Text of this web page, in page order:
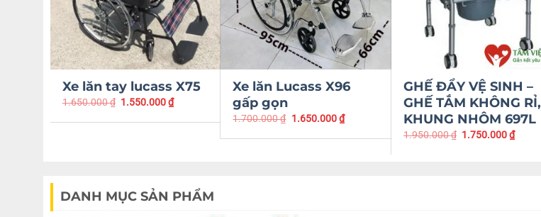
Xe lăn tay lucass X75
1.650.000₫ 1.550.000₫
Xe lăn Lucass X96
gấp gọn
1.700.000₫ 1.650.000₫
GHẾ ĐẨY VỆ SINH –
GHẾ TẮM KHÔNG RỈ,
KHUNG NHÔM 697L
1.950.000₫ 1.750.000₫
DANH MỤC SẢN PHẨM